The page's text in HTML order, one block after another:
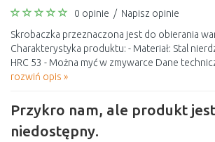
0 opinie / Napisz opinie
Skrobaczka przeznaczona jest do obierania
Charakterystyka produktu: - Materiał: Stal
HRC 53 - Można myć w zmywarce Dane
rozwiń opis »
Przykro nam, ale produkt jest
niedostępny.